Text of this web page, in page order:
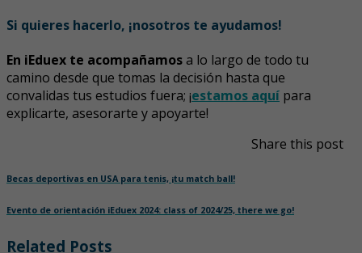
Si quieres hacerlo, ¡nosotros te ayudamos!
En iEduex te acompañamosa lo largo de todo tu
camino desde que tomas la decisión hasta que
convalidas tus estudios fuera; ¡estamos aquí para
explicarte, asesorarte y apoyarte!
Share this post
Becas deportivas en USA para tenis, ¡tu match ball!
Evento de orientación iEduex 2024: class of 2024/25, there we go!
Related Posts